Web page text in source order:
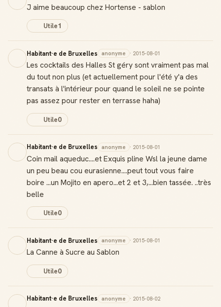
J aime beaucoup chez Hortense - sablon
Utile1
Habitant·e de Bruxelles anonyme · 2015-08-01
Les cocktails des Halles St géry sont vraiment pas mal
du tout non plus (et actuellement pour l'été y'a des
transats à l'intérieur pour quand le soleil ne se pointe
pas assez pour rester en terrasse haha)
Utile0
Habitant·e de Bruxelles anonyme · 2015-08-01
Coin mail aqueduc....et Exquis pline Wsl la jeune dame
un peu beau cou eurasienne....peut tout vous faire
boire ...un Mojito en apero...et 2 et 3,...bien tassée. ..très
belle
Utile0
Habitant·e de Bruxelles anonyme · 2015-08-01
La Canne à Sucre au Sablon
Utile0
Habitant·e de Bruxelles anonyme · 2015-08-02